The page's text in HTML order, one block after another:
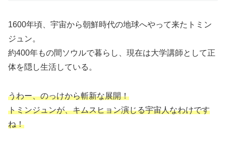
1600年頃、宇宙から朝鮮時代の地球へやって来たトミン
ジュン。
約400年もの間ソウルで暮らし、現在は大学講師として正
体を隠し生活している。
うわー、のっけから斬新な展開！
トミンジュンが、キムスヒョン演じる宇宙人なわけです
ね！